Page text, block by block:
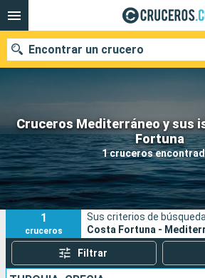
Cruceros Mediterráneo y sus
Fortuna
1 cruceros
Encontrar un crucero
Nuestros destinos
Fecha de salida
Puertos
1
cruceros
Sus criterios de
Costa Fortuna -
Filtrar